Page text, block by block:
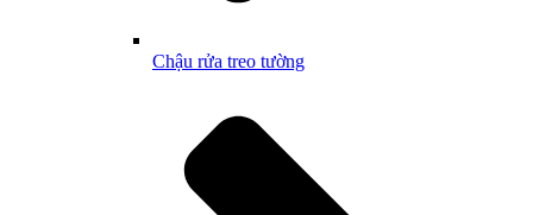
Chậu rửa treo tường